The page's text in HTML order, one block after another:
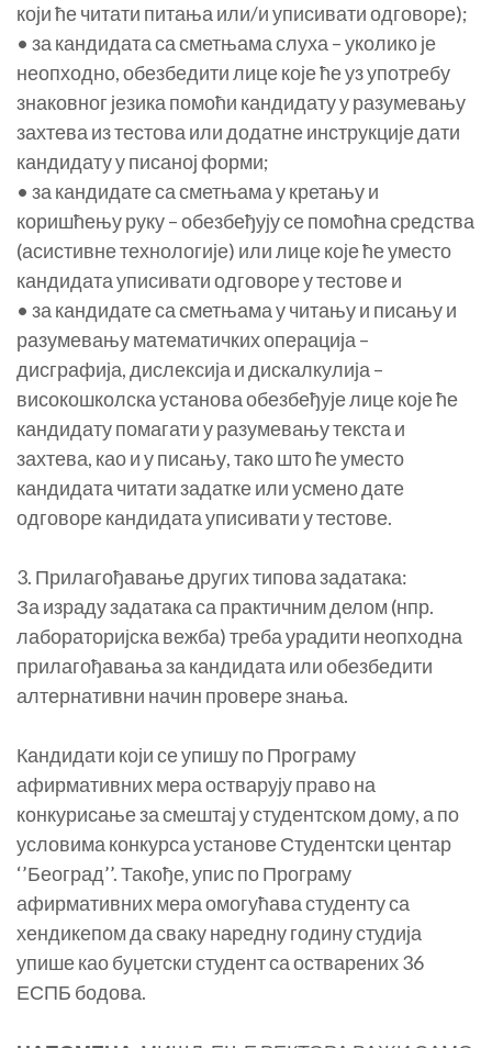
који ће читати питања или/и уписивати одговоре);
• за кандидата са сметњама слуха – уколико је
неопходно, обезбедити лице које ће уз употребу
знаковног језика помоћи кандидату у разумевању
захтева из тестова или додатне инструкције дати
кандидату у писаној форми;
• за кандидате са сметњама у кретању и
коришћењу руку – обезбеђују се помоћна средства
(асистивне технологије) или лице које ће уместо
кандидата уписивати одговоре у тестове и
• за кандидате са сметњама у читању и писању и
разумевању математичких операција –
дисграфија, дислексија и дискалкулија –
високошколска установа обезбеђује лице које ће
кандидату помагати у разумевању текста и
захтева, као и у писању, тако што ће уместо
кандидата читати задатке или усмено дате
одговоре кандидата уписивати у тестове.
3. Прилагођавање других типова задатака:
За израду задатака са практичним делом (нпр.
лабораторијска вежба) треба урадити неопходна
прилагођавања за кандидата или обезбедити
алтернативни начин провере знања.
Кандидати који се упишу по Програму
афирмативних мера остварују право на
конкурисање за смештај у студентском дому, а по
условима конкурса установе Студентски центар
‘’Београд’’. Такође, упис по Програму
афирмативних мера омогућава студенту са
хендикепом да сваку наредну годину студија
упише као буџетски студент са остварених 36
ЕСПБ бодова.